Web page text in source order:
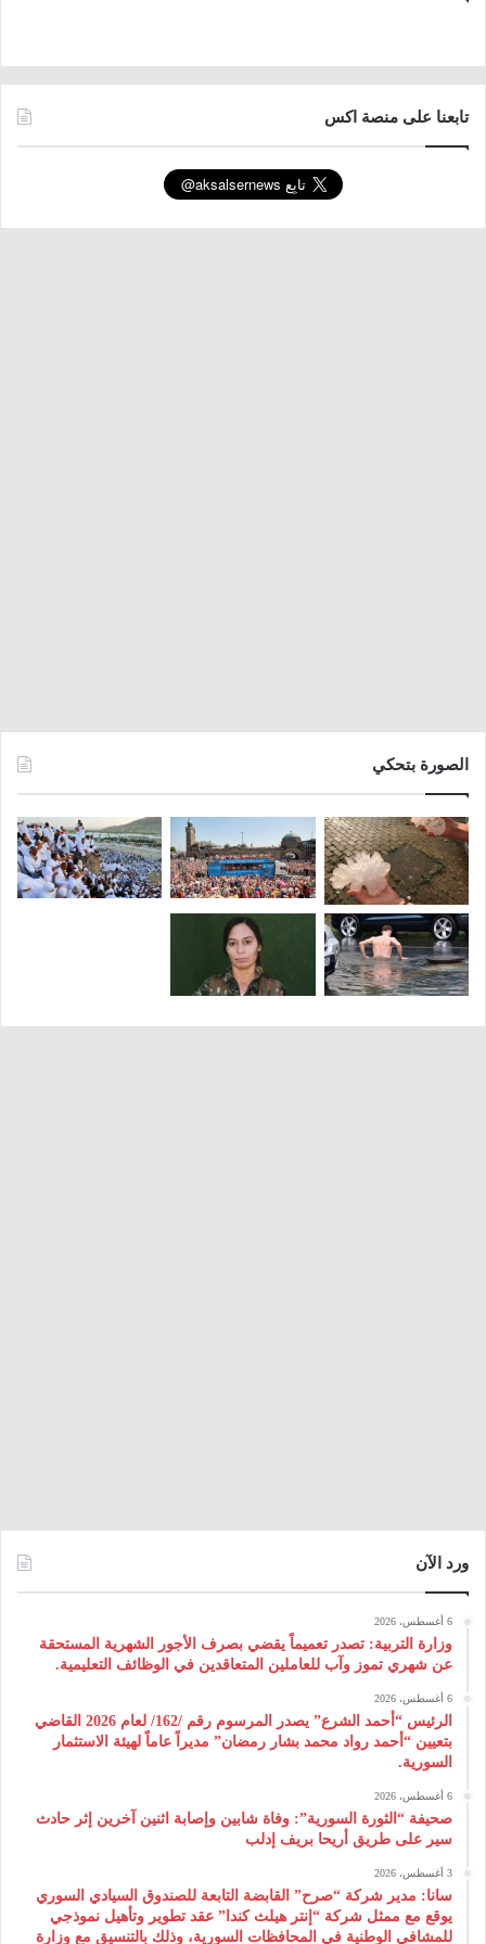
تابعنا على منصة اكس
الصورة بتحكي
ورد الآن
6 أغسطس، 2026
وزارة التربية: تصدر تعميماً يقضي بصرف الأجور الشهرية المستحقة
عن شهري تموز وآب للعاملين المتعاقدين في الوظائف التعليمية.
6 أغسطس، 2026
الرئيس “أحمد الشرع” يصدر المرسوم رقم /162/ لعام 2026 ‌القاضي
بتعيين “أحمد رواد محمد بشار رمضان” مديراً عاماً لهيئة ‌الاستثمار
السورية.
6 أغسطس، 2026
صحيفة “الثورة السورية”: وفاة شابين وإصابة اثنين آخرين إثر حادث
سير على طريق أريحا بريف إدلب
3 أغسطس، 2026
سانا: مدير شركة “صرح” القابضة التابعة للصندوق السيادي السوري
يوقع مع ممثل شركة “إنتر هيلث كندا” عقد تطوير وتأهيل نموذجي
للمشافي الوطنية في المحافظات السورية، وذلك بالتنسيق مع وزارة